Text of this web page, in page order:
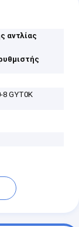
αντλίας
8 GYT0K